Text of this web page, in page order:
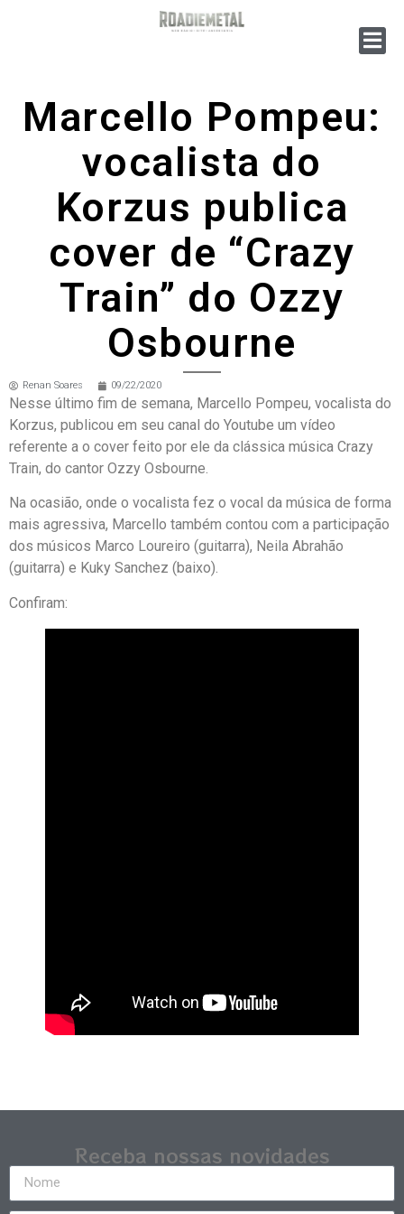
Marcello Pompeu:
vocalista do
Korzus publica
cover de “Crazy
Train” do Ozzy
Osbourne
Renan Soares 09/22/2020
Nesse último fim de semana, Marcello Pompeu, vocalista do
Korzus, publicou em seu canal do Youtube um vídeo
referente a o cover feito por ele da clássica música Crazy
Train, do cantor Ozzy Osbourne.
Na ocasião, onde o vocalista fez o vocal da música de forma
mais agressiva, Marcello também contou com a participação
dos músicos Marco Loureiro (guitarra), Neila Abrahão
(guitarra) e Kuky Sanchez (baixo).
Confiram:
Receba nossas novidades